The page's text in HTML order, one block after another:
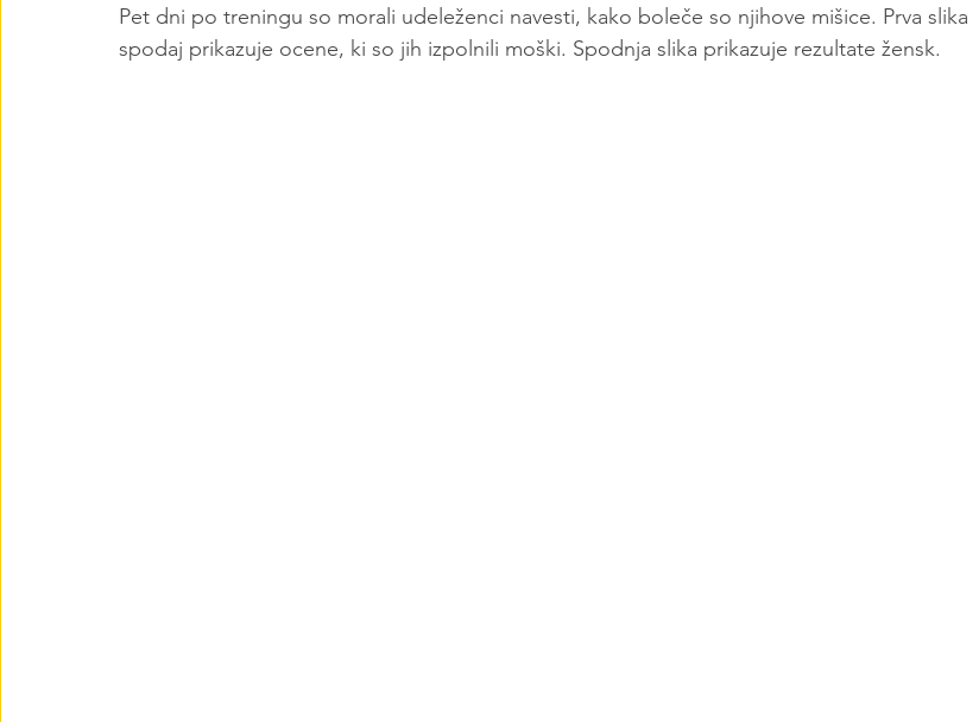
Pet dni po treningu so morali udeleženci navesti, kako boleče so njihove mišice. Prva slika
spodaj prikazuje ocene, ki so jih izpolnili moški. Spodnja slika prikazuje rezultate žensk.